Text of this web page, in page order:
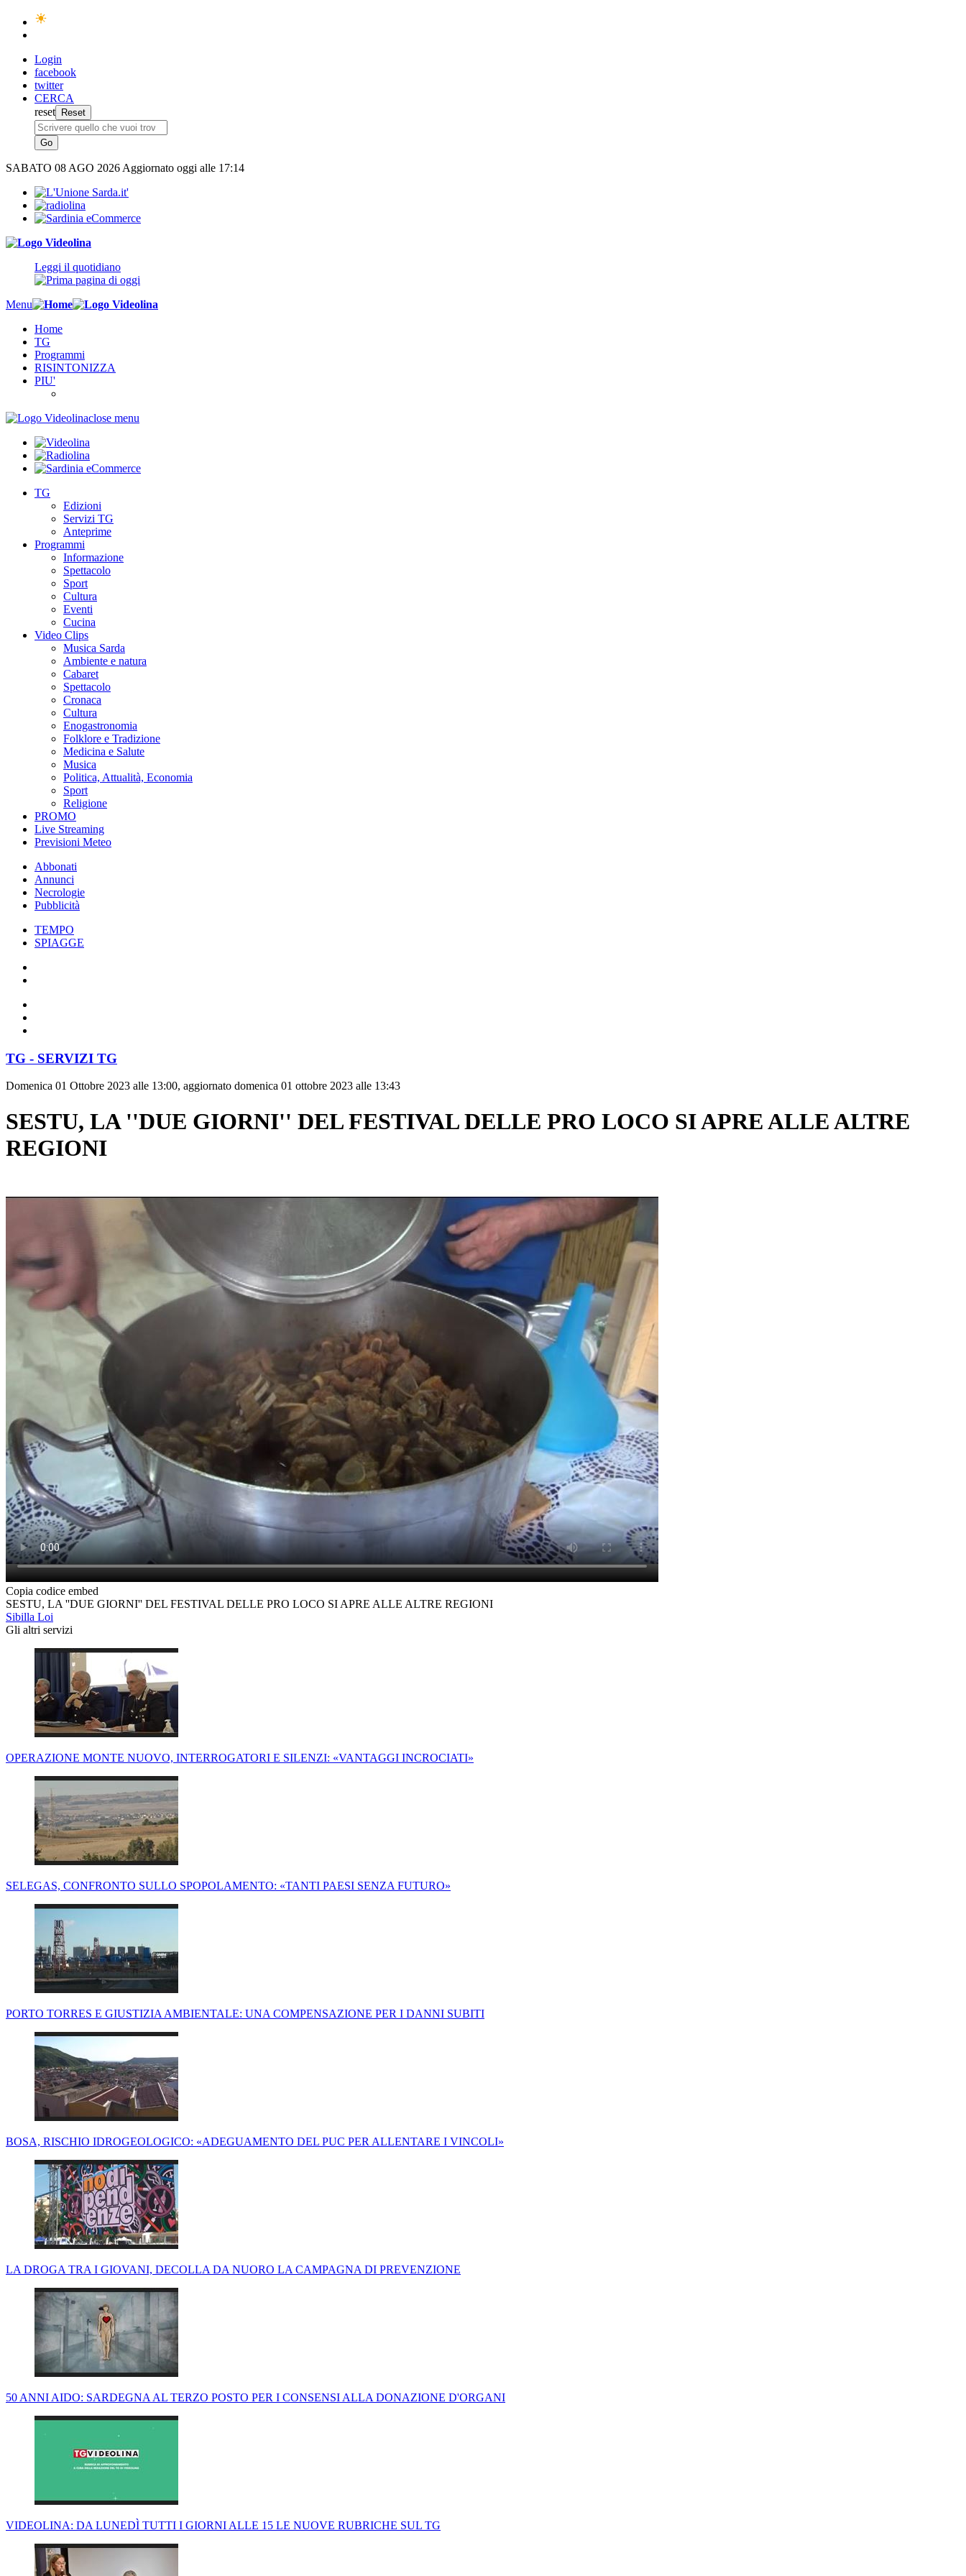
Login
facebook
twitter
CERCA
reset
SABATO 08 AGO 2026 Aggiornato oggi alle 17:14
Leggi il quotidiano
Menu
Home
TG
Programmi
RISINTONIZZA
PIU'
close menu
TG
Edizioni
Servizi TG
Anteprime
Programmi
Informazione
Spettacolo
Sport
Cultura
Eventi
Cucina
Video Clips
Musica Sarda
Ambiente e natura
Cabaret
Spettacolo
Cronaca
Cultura
Enogastronomia
Folklore e Tradizione
Medicina e Salute
Musica
Politica, Attualità, Economia
Sport
Religione
PROMO
Live Streaming
Previsioni Meteo
Abbonati
Annunci
Necrologie
Pubblicità
TEMPO
SPIAGGE
TG - SERVIZI TG
Domenica 01 Ottobre 2023 alle 13:00, aggiornato domenica 01 ottobre 2023 alle 13:43
SESTU, LA ''DUE GIORNI'' DEL FESTIVAL DELLE PRO LOCO SI APRE ALLE ALTRE
REGIONI
Copia codice embed
SESTU, LA ''DUE GIORNI'' DEL FESTIVAL DELLE PRO LOCO SI APRE ALLE ALTRE REGIONI
Sibilla Loi
Gli altri servizi
OPERAZIONE MONTE NUOVO, INTERROGATORI E SILENZI: «VANTAGGI INCROCIATI»
SELEGAS, CONFRONTO SULLO SPOPOLAMENTO: «TANTI PAESI SENZA FUTURO»
PORTO TORRES E GIUSTIZIA AMBIENTALE: UNA COMPENSAZIONE PER I DANNI SUBITI
BOSA, RISCHIO IDROGEOLOGICO: «ADEGUAMENTO DEL PUC PER ALLENTARE I VINCOLI»
LA DROGA TRA I GIOVANI, DECOLLA DA NUORO LA CAMPAGNA DI PREVENZIONE
50 ANNI AIDO: SARDEGNA AL TERZO POSTO PER I CONSENSI ALLA DONAZIONE D'ORGANI
VIDEOLINA: DA LUNEDÌ TUTTI I GIORNI ALLE 15 LE NUOVE RUBRICHE SUL TG